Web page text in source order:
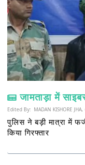
जामताड़ा में
Edited By: MADAN KISHORE JHA,
पुलिस ने बड़ी मात्रा में
किया गिरफ्तार